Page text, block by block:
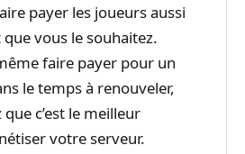
payer les joueurs aussi
vous le souhaitez.
faire payer pour un
le temps à renouveler,
c’est le meilleur
votre serveur.